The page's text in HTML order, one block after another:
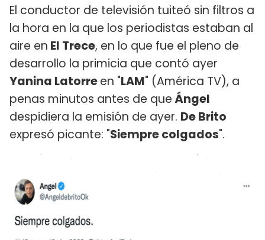
El conductor de televisión tuiteó sin filtros a
la hora en la que los periodistas estaban al
aire en El Trece, en lo que fue el pleno de
desarrollo la primicia que contó ayer
Yanina Latorreen "LAM" (América TV), a
penas minutos antes de queÁngel
despidiera la emisión de ayer. De Brito
expresó picante: "Siempre colgados".